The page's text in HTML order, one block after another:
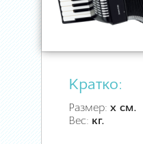
Кратко:
Размер: х см.
Вес: кг.